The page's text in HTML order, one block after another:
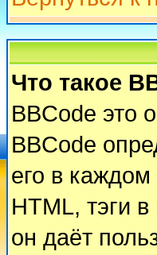
Что такое
BBCode это
BBCode
его в
HTML, тэги
он даёт